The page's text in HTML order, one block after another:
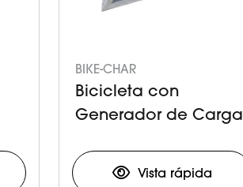
BIKE-CHAR
Bicicleta con
Generador de Carga
Vista rápida